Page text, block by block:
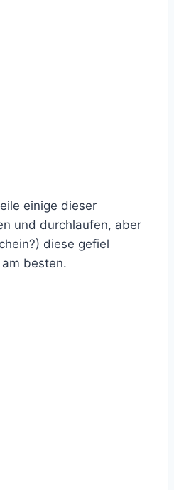
einige dieser
und durchlaufen, aber
diese gefiel
besten.